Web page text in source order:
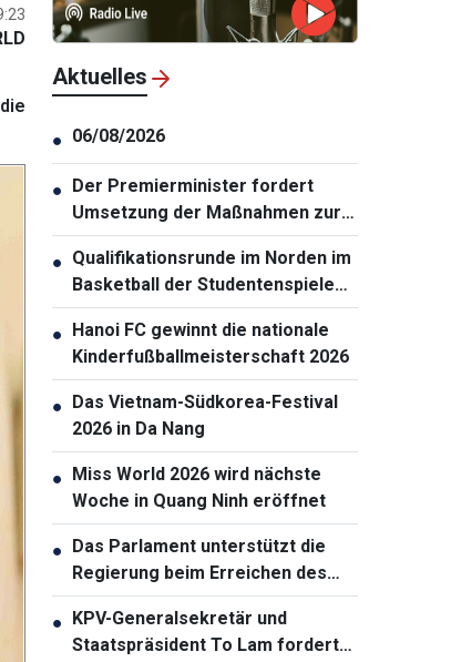
Aktuelles
● 06/08/2026
● Der Premierminister fordert
Umsetzung der Maßnahmen zur
Gewährleistung der
Cybersicherheit
● Qualifikationsrunde im Norden im
Basketball der Studentenspiele
2026 eröffnet
● Hanoi FC gewinnt die nationale
Kinderfußballmeisterschaft 2026
● Das Vietnam-Südkorea-Festival
2026 in Da Nang
● Miss World 2026 wird nächste
Woche in Quang Ninh eröffnet
● Das Parlament unterstützt die
Regierung beim Erreichen des
zweistelligen Wachstums
● KPV-Generalsekretär und
Staatspräsident To Lam fordert